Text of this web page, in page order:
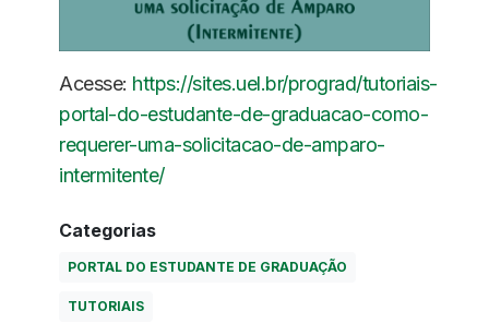
Acesse: https://sites.uel.br/prograd/tutoriais-
portal-do-estudante-de-graduacao-como-
requerer-uma-solicitacao-de-amparo-
intermitente/
Categorias
PORTAL DO ESTUDANTE DE GRADUAÇÃO
TUTORIAIS